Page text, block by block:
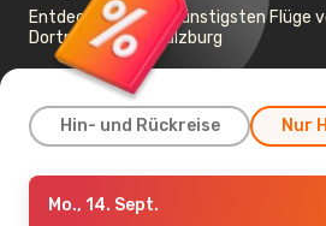
Entdecken Sie die günstigsten Flüge
Dortmund nach Salzburg
Hin- und Rückreise Nur
So., 6. Sept.- Di., 8. Sept.
Mo., 14. Sept.